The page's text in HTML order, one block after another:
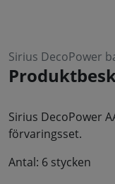
Sirius DecoPower
Sirius DecoPower
förvaringsset.
Antal: 6 stycken